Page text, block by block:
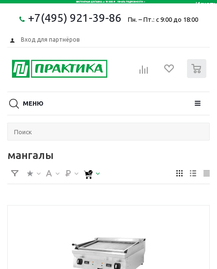
+7(495) 921-39-86 Пн. – Пт.: с 9:00 до 18:00
Вход для партнёров
МЕНЮ
мангалы